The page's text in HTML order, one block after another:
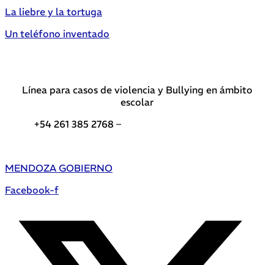
La liebre y la tortuga
Un teléfono inventado
Línea para casos de violencia y Bullying en ámbito
escolar
+54 261 385 2768 –
MENDOZA GOBIERNO
Facebook-f